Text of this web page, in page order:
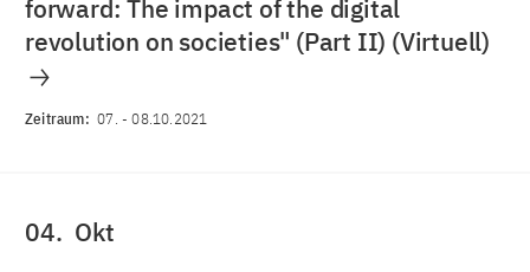
forward: The impact of the digital
revolution on societies" (Part II) (Virtuell)
Zeitraum: 07. -08.10.2021
04. Okt